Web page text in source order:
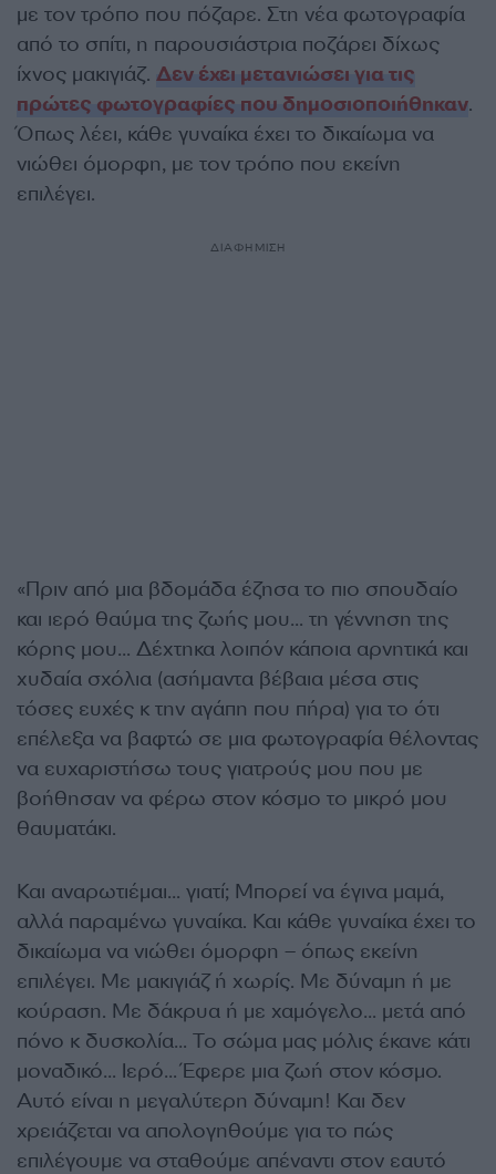
με τον τρόπο που πόζαρε. Στη νέα φωτογραφία
από το σπίτι, η παρουσιάστρια ποζάρει δίχως
ίχνος μακιγιάζ. Δεν έχει μετανιώσει για τις
πρώτες φωτογραφίες που δημοσιοποιήθηκαν.
Όπως λέει, κάθε γυναίκα έχει το δικαίωμα να
νιώθει όμορφη, με τον τρόπο που εκείνη
επιλέγει.
ΔΙΑΦΗΜΙΣΗ
«Πριν από μια βδομάδα έζησα το πιο σπουδαίο
και ιερό θαύμα της ζωής μου… τη γέννηση της
κόρης μου… Δέχτηκα λοιπόν κάποια αρνητικά και
χυδαία σχόλια (ασήμαντα βέβαια μέσα στις
τόσες ευχές κ την αγάπη που πήρα) για το ότι
επέλεξα να βαφτώ σε μια φωτογραφία θέλοντας
να ευχαριστήσω τους γιατρούς μου που με
βοήθησαν να φέρω στον κόσμο το μικρό μου
θαυματάκι.
Και αναρωτιέμαι… γιατί; Μπορεί να έγινα μαμά,
αλλά παραμένω γυναίκα. Και κάθε γυναίκα έχει το
δικαίωμα να νιώθει όμορφη – όπως εκείνη
επιλέγει. Με μακιγιάζ ή χωρίς. Με δύναμη ή με
κούραση. Με δάκρυα ή με χαμόγελο… μετά από
πόνο κ δυσκολία… Το σώμα μας μόλις έκανε κάτι
μοναδικό… Ιερό… Έφερε μια ζωή στον κόσμο.
Αυτό είναι η μεγαλύτερη δύναμη! Και δεν
χρειάζεται να απολογηθούμε για το πώς
επιλέγουμε να σταθούμε απέναντι στον εαυτό